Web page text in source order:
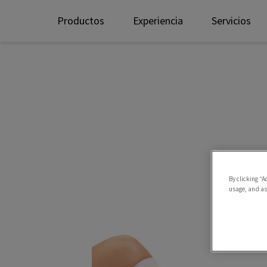
Productos Experiencia Servicios
By clicking
usage, and